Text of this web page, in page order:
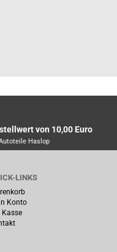
von 10,00 Euro
Haslop
LINKS
Konto
Kasse